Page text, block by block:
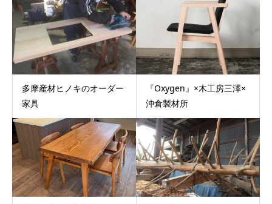
多摩産材ヒノキのオーダー
家具
『Oxygen』×木工房三澤×
沖倉製材所